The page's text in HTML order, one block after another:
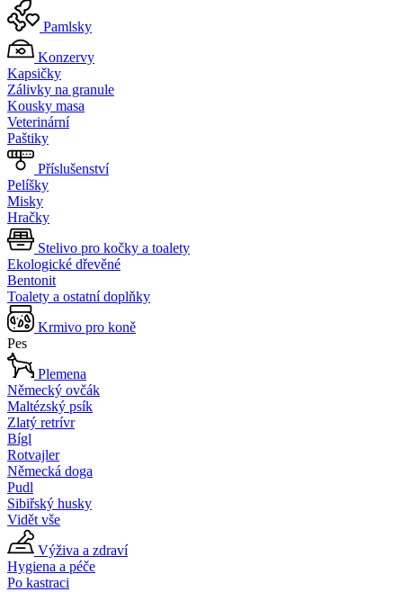
Pamlsky
Konzervy
Kapsičky
Zálivky na granule
Kousky masa
Veterinární
Paštiky
Příslušenství
Pelíšky
Misky
Hračky
Stelivo pro kočky a toalety
Ekologické dřevěné
Bentonit
Toalety a ostatní doplňky
Krmivo pro koně
Pes
Plemena
Německý ovčák
Maltézský psík
Zlatý retrívr
Bígl
Rotvajler
Německá doga
Pudl
Sibiřský husky
Vidět vše
Výživa a zdraví
Hygiena a péče
Po kastraci